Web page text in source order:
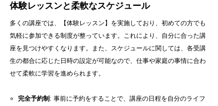
体験レッスンと柔軟なスケジュール
多くの講座では、【体験レッスン】を実施しており、初めての方でも
気軽に参加できる制度が整っています。これにより、自分に合った講
座を見つけやすくなります。また、スケジュールに関しては、各受講
生の都合に応じた日時の設定が可能なので、仕事や家庭の事情に合わ
せて柔軟に学習を進められます。
完全予約制 : 事前に予約をすることで、講座の日程を自分のライフ